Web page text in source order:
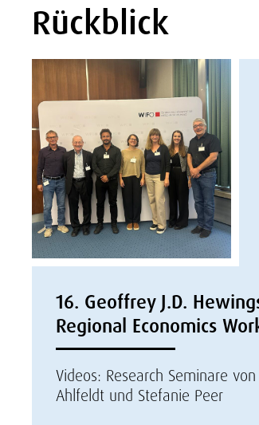
Rückblick
16. Geoffrey J.D.
Regional Economics
Videos: Research Seminare
Ahlfeldt und Stefanie Peer